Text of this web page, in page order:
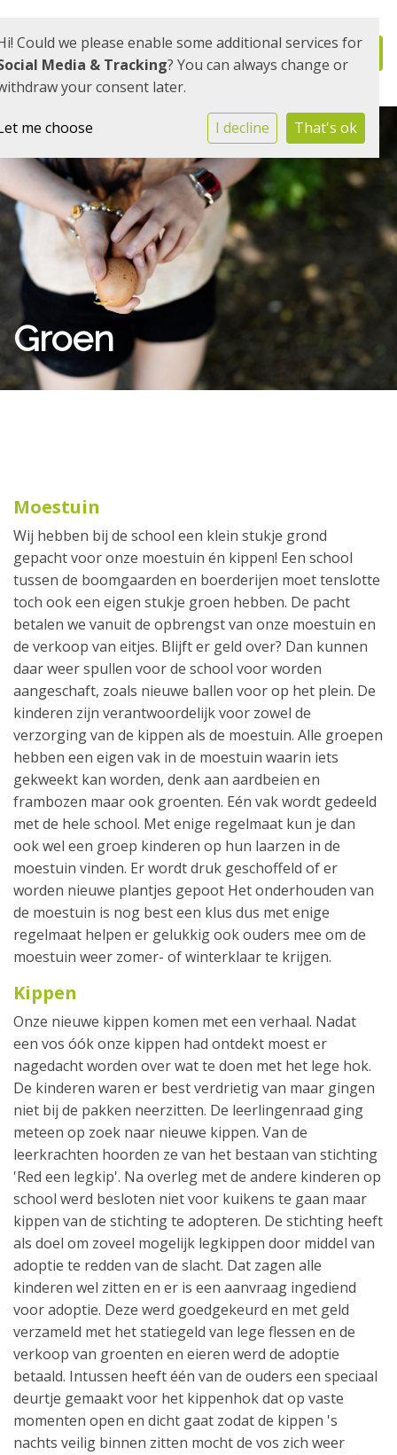
Groen
Moestuin
Wij hebben bij de school een klein stukje grond
gepacht voor onze moestuin én kippen! Een school
tussen de boomgaarden en boerderijen moet tenslotte
toch ook een eigen stukje groen hebben. De pacht
betalen we vanuit de opbrengst van onze moestuin en
de verkoop van eitjes. Blijft er geld over? Dan kunnen
daar weer spullen voor de school voor worden
aangeschaft, zoals nieuwe ballen voor op het plein. De
kinderen zijn verantwoordelijk voor zowel de
verzorging van de kippen als de moestuin. Alle groepen
hebben een eigen vak in de moestuin waarin iets
gekweekt kan worden, denk aan aardbeien en
frambozen maar ook groenten. Eén vak wordt gedeeld
met de hele school. Met enige regelmaat kun je dan
ook wel een groep kinderen op hun laarzen in de
moestuin vinden. Er wordt druk geschoffeld of er
worden nieuwe plantjes gepoot Het onderhouden van
de moestuin is nog best een klus dus met enige
regelmaat helpen er gelukkig ook ouders mee om de
moestuin weer zomer- of winterklaar te krijgen.
Kippen
Onze nieuwe kippen komen met een verhaal. Nadat
een vos óók onze kippen had ontdekt moest er
nagedacht worden over wat te doen met het lege hok.
De kinderen waren er best verdrietig van maar gingen
niet bij de pakken neerzitten. De leerlingenraad ging
meteen op zoek naar nieuwe kippen. Van de
leerkrachten hoorden ze van het bestaan van stichting
'Red een legkip'. Na overleg met de andere kinderen op
school werd besloten niet voor kuikens te gaan maar
kippen van de stichting te adopteren. De stichting heeft
als doel om zoveel mogelijk legkippen door middel van
adoptie te redden van de slacht. Dat zagen alle
kinderen wel zitten en er is een aanvraag ingediend
voor adoptie. Deze werd goedgekeurd en met geld
verzameld met het statiegeld van lege flessen en de
verkoop van groenten en eieren werd de adoptie
betaald. Intussen heeft één van de ouders een speciaal
deurtje gemaakt voor het kippenhok dat op vaste
momenten open en dicht gaat zodat de kippen 's
nachts veilig binnen zitten mocht de vos zich weer
Could we please enable some additional services for
Media & Tracking? You can always change or
your consent later.
me choose I decline That's ok